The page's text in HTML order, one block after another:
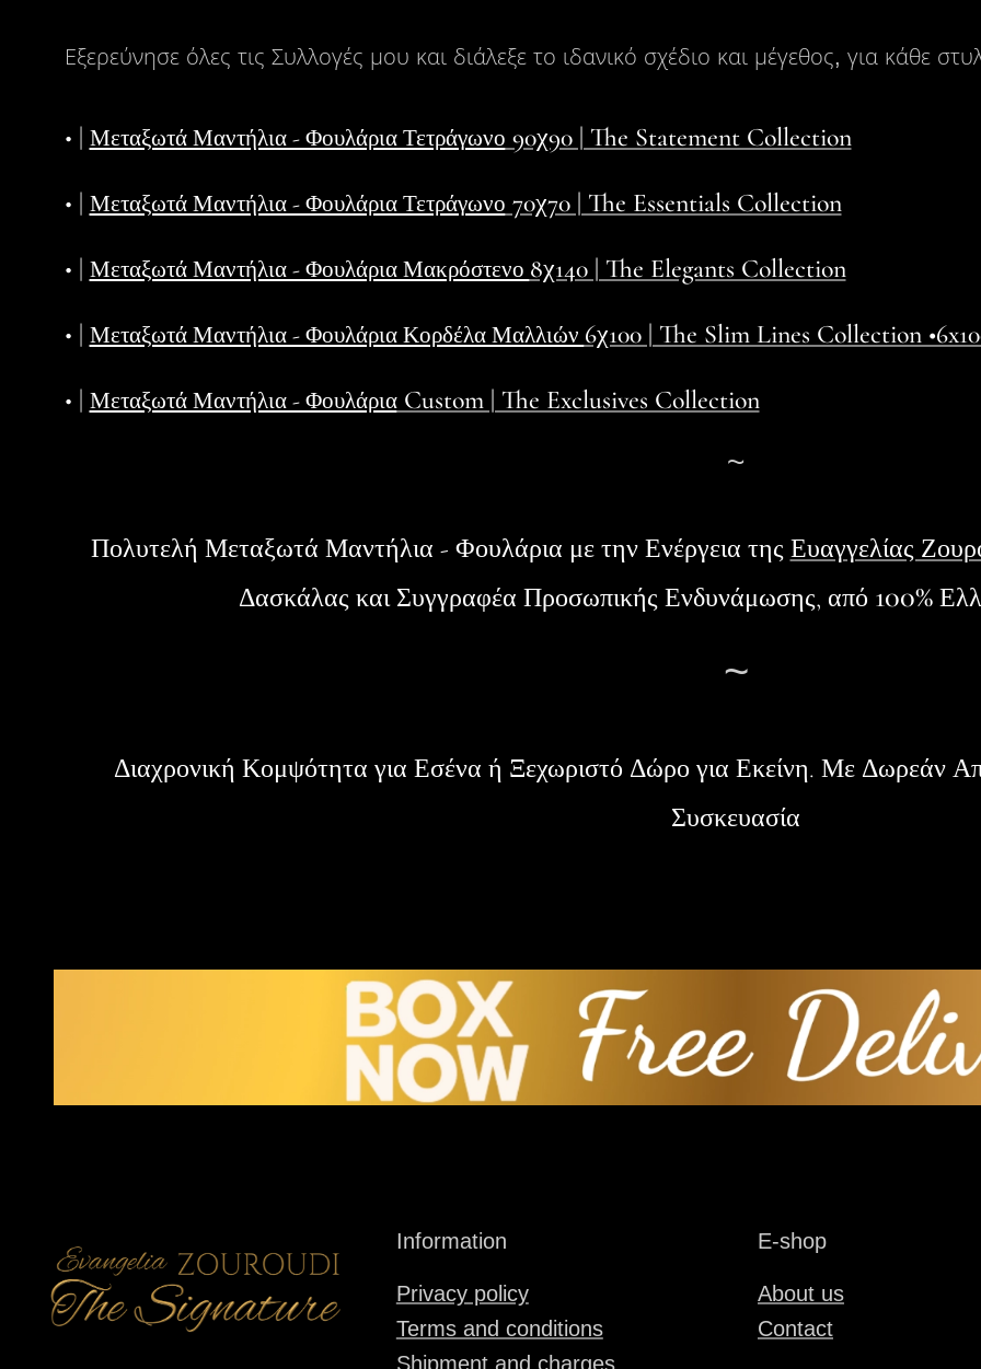
Εξερεύνησε όλες τις Συλλογές μου και διάλεξε το ιδανικό σχέδιο και μέγεθος, για κάθε
• | Μεταξωτά Μαντήλια - Φουλάρια Τετράγωνο 90χ90 | The Statement Collection
• | Μεταξωτά Μαντήλια - Φουλάρια Τετράγωνο 70χ70 | The Essentials Collection
• | Μεταξωτά Μαντήλια - Φουλάρια Μακρόστενο 8χ140 | The Elegants Collection
• | Μεταξωτά Μαντήλια - Φουλάρια Κορδέλα Μαλλιών 6χ100 | The Slim Lines Collection
• | Μεταξωτά Μαντήλια - ΦουλάριαCustom | The Exclusives Collection
~
Πολυτελή Μεταξωτά Μαντήλια - Φουλάρια με την Ενέργεια της Ευαγγελίας
Δασκάλας και Συγγραφέα Προσωπικής Ενδυνάμωσης, από 100%
~
Διαχρονική Κομψότητα για Εσένα ή Ξεχωριστό Δώρο για Εκείνη. Με Δωρεάν
Συσκευασία
Information
Privacy policy
Terms and conditions
Shipment and charges
E-shop
About us
Contact